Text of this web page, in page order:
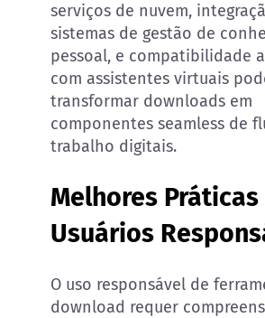
serviços de nuvem,
sistemas de gestão de
pessoal, e compatibilidade
com assistentes virtuais
transformar downloads em
componentes seamless de
trabalho digitais.
Melhores
Usuários
O uso responsável de
download requer